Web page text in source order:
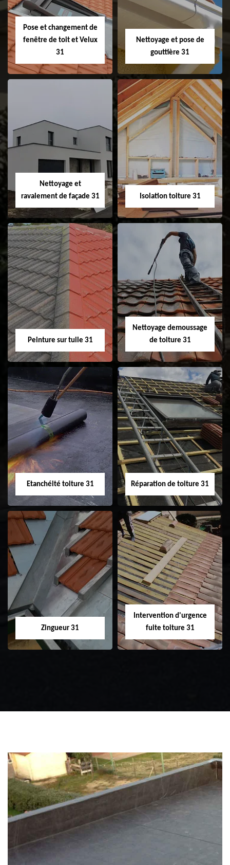
31
Pose et changement de
fenêtre de toit et Velux
31
Pose et
changement de
fenêtre de toit et
Velux 31
Nettoyage et pose de
gouttière 31
Nettoyage et pose
Nettoyage et
ravalement de façade 31
Nettoyage et
ravalement de
façade 31
Isolation toiture 31
Isolation toiture 31
Peinture sur tuile 31
Peinture sur tuile
31
Nettoyage demoussage
de toiture 31
Nettoyage
demoussage de
toiture 31
Etanchéité toiture 31
Etanchéité toiture
31
Réparation de toiture 31
Réparation de
toiture 31
Zingueur 31
Intervention d'urgence
fuite toiture 31